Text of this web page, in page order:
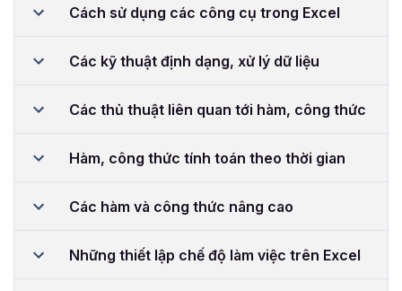
Cách sử dụng các công cụ trong Excel
Các kỹ thuật định dạng, xử lý dữ liệu
Các thủ thuật liên quan tới hàm, công thức
Hàm, công thức tính toán theo thời gian
Các hàm và công thức nâng cao
Những thiết lập chế độ làm việc trên Excel